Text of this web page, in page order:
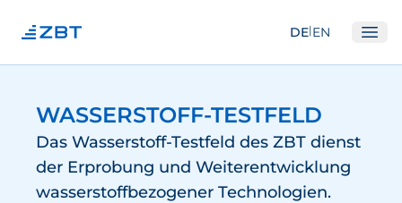
DE|EN
Über Uns
Abteilungen
Ausstattung
WASSERSTOFF-TESTFELD
Das Wasserstoff-Testfeld des ZBT dienst
der Erprobung und Weiterentwicklung
wasserstoffbezogener Technologien.